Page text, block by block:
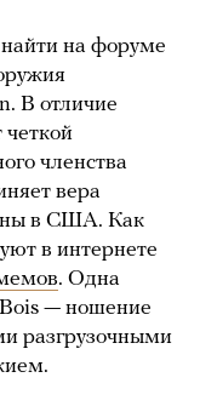
на форуме
В отличие
четкой
членства
вера
в США. Как
в интернете
. Одна
Bois — ношение
разгрузочными